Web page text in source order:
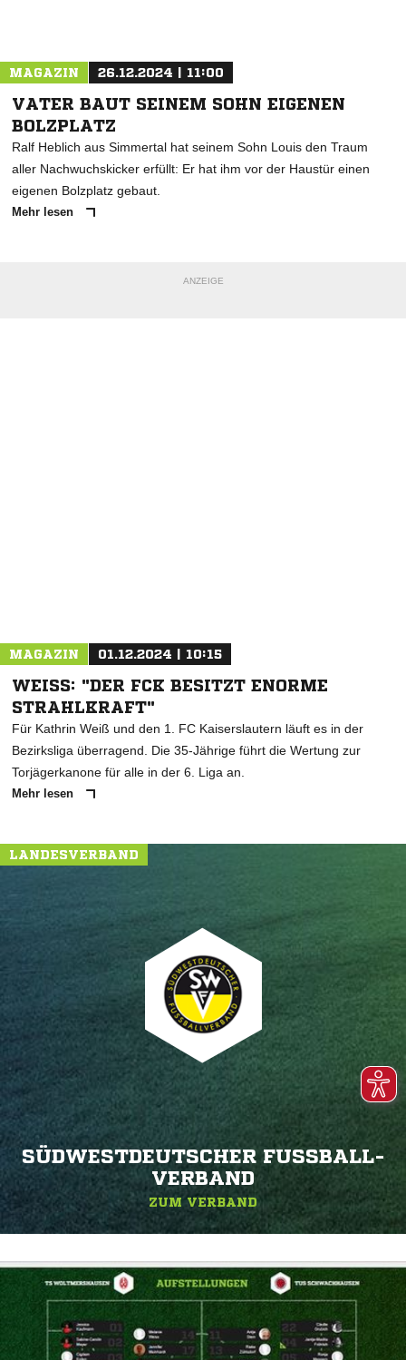
MAGAZIN 26.12.2024 | 11:00
VATER BAUT SEINEM SOHN EIGENEN
BOLZPLATZ
Ralf Heblich aus Simmertal hat seinem Sohn Louis den Traum
aller Nachwuchskicker erfüllt: Er hat ihm vor der Haustür einen
eigenen Bolzplatz gebaut.
Mehr lesen
ANZEIGE
MAGAZIN 01.12.2024 | 10:15
WEISS: "DER FCK BESITZT ENORME S
TRAHLKRAFT"
Für Kathrin Weiß und den 1. FC Kaiserslautern läuft es in der
Bezirksliga überragend. Die 35-Jährige führt die Wertung zur
Torjägerkanone für alle in der 6. Liga an.
Mehr lesen
LANDESVERBAND
SÜDWESTDEUTSCHER FUSSBALL-V
ERBAND
ZUM VERBAND